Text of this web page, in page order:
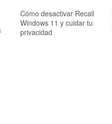
Cómo desactivar Recall
Windows 11 y cuidar tu
privacidad